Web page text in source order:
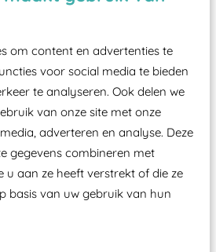
om content en advertenties te
voor social media te bieden
te analyseren. Ook delen we
van onze site met onze
adverteren en analyse. Deze
gegevens combineren met
u aan ze heeft verstrekt of die ze
basis van uw gebruik van hun
de openbare ruimte voorzien
typekeuring, -plaatje en
door een Nederlands
kunnen laten keuren zodat
Warenwetbesluit Attractie- en
bij